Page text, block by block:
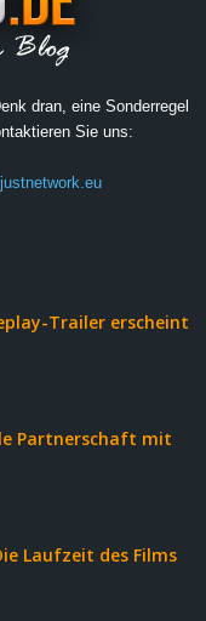
dran, eine Sonderregel
Sie uns:
Trailer erscheint
Partnerschaft mit
Laufzeit des Films